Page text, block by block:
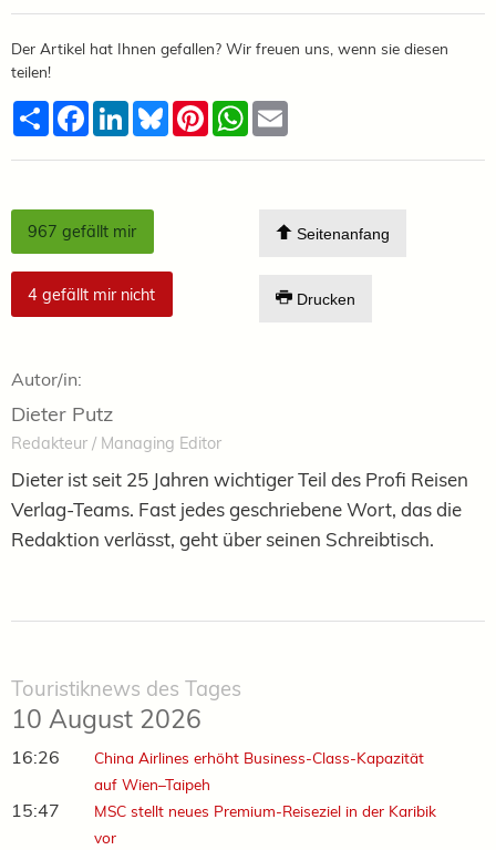
Der Artikel hat Ihnen gefallen? Wir freuen uns, wenn sie diesen
teilen!
TeilenFacebook
LinkedInBlueskyPinterestWhatsApp
967 gefällt mir
4 gefällt mir nicht
Seitenanfang
Drucken
Autor/in:
Dieter Putz
Redakteur / Managing Editor
Dieter ist seit 25 Jahren wichtiger Teil des Profi Reisen
Verlag-Teams. Fast jedes geschriebene Wort, das die
Redaktion verlässt, geht über seinen Schreibtisch.
Touristiknews des Tages
10 August 2026
16:26
China Airlines erhöht Business-Class-Kapazität
auf Wien–Taipeh
15:47
MSC stellt neues Premium-Reiseziel in der Karibik
vor